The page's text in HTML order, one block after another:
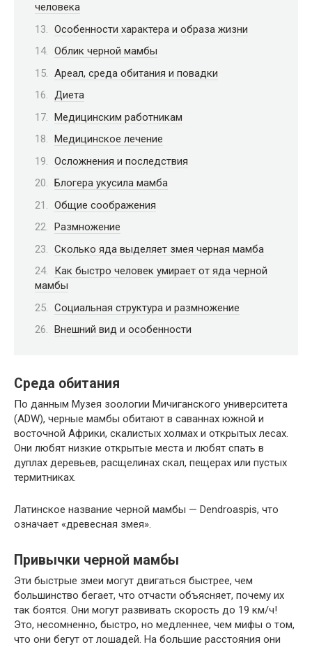
человека
Особенности характера и образа жизни
Облик черной мамбы
Ареал, среда обитания и повадки
Диета
Медицинским работникам
Медицинское лечение
Осложнения и последствия
Блогера укусила мамба
Общие соображения
Размножение
Сколько яда выделяет змея черная мамба
Как быстро человек умирает от яда черной
мамбы
Социальная структура и размножение
Внешний вид и особенности
Среда обитания
По данным Музея зоологии Мичиганского университета
(ADW), черные мамбы обитают в саваннах южной и
восточной Африки, скалистых холмах и открытых лесах.
Они любят низкие открытые места и любят спать в
дуплах деревьев, расщелинах скал, пещерах или пустых
термитниках.
Латинское название черной мамбы — Dendroaspis, что
означает «древесная змея».
Привычки черной мамбы
Эти быстрые змеи могут двигаться быстрее, чем
большинство бегает, что отчасти объясняет, почему их
так боятся. Они могут развивать скорость до 19 км/ч!
Это, несомненно, быстро, но медленнее, чем мифы о том,
что они бегут от лошадей. На большие расстояния они